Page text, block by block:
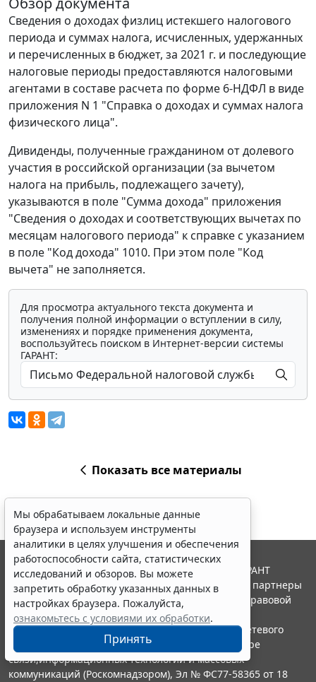
Сведения о доходах физлиц истекшего налогового
периода и суммах налога, исчисленных, удержанных
и перечисленных в бюджет, за 2021 г. и последующие
налоговые периоды предоставляются налоговыми
агентами в составе расчета по форме 6-НДФЛ в виде
приложения N 1 "Справка о доходах и суммах налога
физического лица".
Дивиденды, полученные гражданином от долевого
участия в российской организации (за вычетом
налога на прибыль, подлежащего зачету),
указываются в поле "Сумма дохода" приложения
"Сведения о доходах и соответствующих вычетах по
месяцам налогового периода" к справке с указанием
в поле "Код дохода" 1010. При этом поле "Код
вычета" не заполняется.
Для просмотра актуального текста документа и
получения полной информации о вступлении в силу,
изменениях и порядке применения документа,
воспользуйтесь поиском в Интернет-версии системы
ГАРАНТ:
Показать все материалы
Мы обрабатываем локальные данные
браузера и используем инструменты
аналитики в целях улучшения и обеспечения
работоспособности сайта, статистических
исследований и обзоров. Вы можете
запретить обработку указанных данных в
настройках браузера. Пожалуйста,
ознакомьтесь с условиями их обработки.
Принять
© ООО "НПП "ГАРАНТ-СЕРВИС", 2026. Система ГАРАНТ
выпускается с 1990 года. Компания "Гарант" и ее партнеры
являются участниками Российской ассоциации правовой
информации ГАРАНТ.
Портал ГАРАНТ.РУ зарегистрирован в качестве сетевого
издания Федеральной службой по надзору в сфере
связи,информационных технологий и массовых
коммуникаций (Роскомнадзором), Эл № ФС77-58365 от 18